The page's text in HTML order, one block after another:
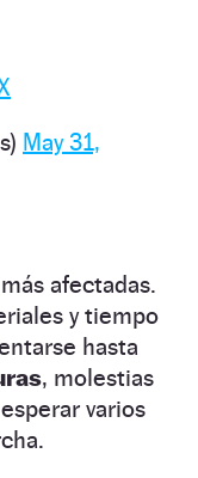
May 31,
afectadas.
y tiempo
hasta
, molestias
varios